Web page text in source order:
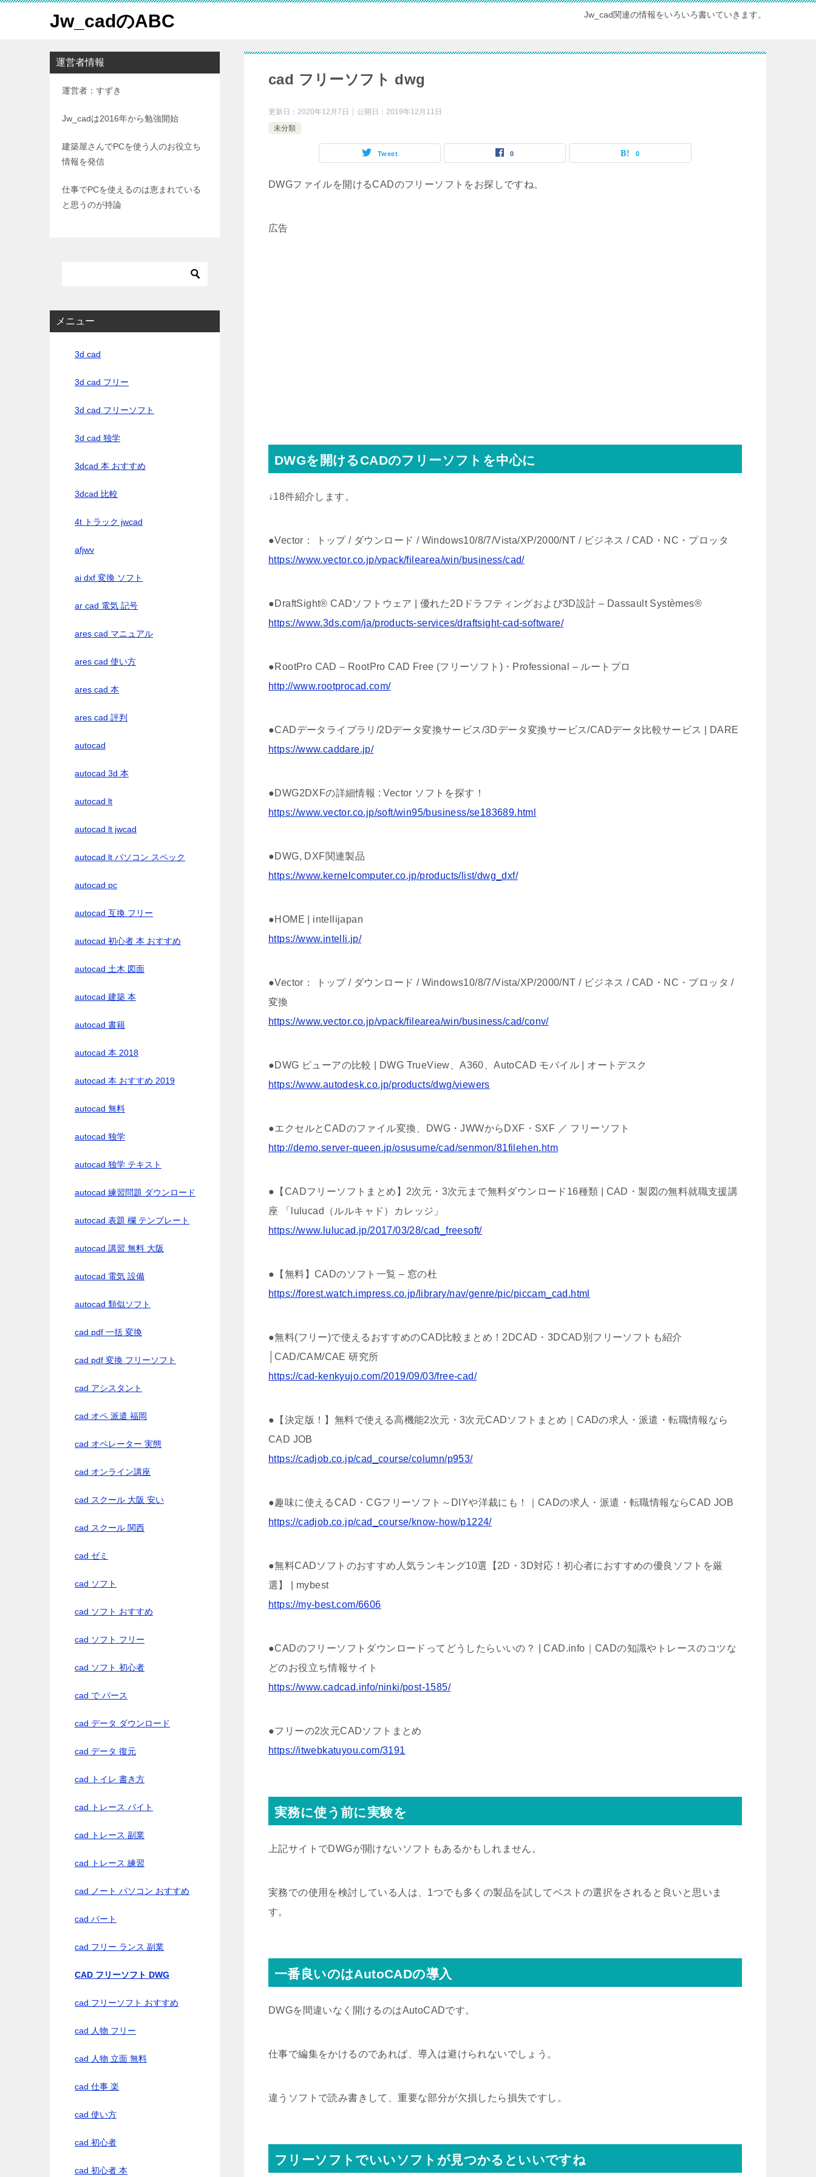
Jw_cadのABC Jw_cad関連の情報をいろいろ書いていきます。
cad フリーソフト dwg
更新日： 2020年12月7日 公開日： 2019年12月11日
未分類
Tweet 0 0
DWGファイルを開けるCADのフリーソフトをお探しですね。
広告
DWGを開けるCADのフリーソフトを中心に
↓18件紹介します。
●Vector： トップ / ダウンロード / Windows10/8/7/Vista/XP/2000/NT / ビジネス / CAD・NC・プロッタ
https://www.vector.co.jp/vpack/filearea/win/business/cad/
●DraftSight® CADソフトウェア | 優れた2Dドラフティングおよび3D設計 – Dassault Systèmes®
https://www.3ds.com/ja/products-services/draftsight-cad-software/
●RootPro CAD – RootPro CAD Free (フリーソフト)・Professional – ルートプロ
http://www.rootprocad.com/
●CADデータライブラリ/2Dデータ変換サービス/3Dデータ変換サービス/CADデータ比較サービス | DARE
https://www.caddare.jp/
●DWG2DXFの詳細情報 : Vector ソフトを探す！
https://www.vector.co.jp/soft/win95/business/se183689.html
●DWG, DXF関連製品
https://www.kernelcomputer.co.jp/products/list/dwg_dxf/
●HOME | intellijapan
https://www.intelli.jp/
●Vector： トップ / ダウンロード / Windows10/8/7/Vista/XP/2000/NT / ビジネス / CAD・NC・プロッタ /
変換
https://www.vector.co.jp/vpack/filearea/win/business/cad/conv/
●DWG ビューアの比較 | DWG TrueView、A360、AutoCAD モバイル | オートデスク
https://www.autodesk.co.jp/products/dwg/viewers
●エクセルとCADのファイル変換、DWG・JWWからDXF・SXF ／ フリーソフト
http://demo.server-queen.jp/osusume/cad/senmon/81filehen.htm
●【CADフリーソフトまとめ】2次元・3次元まで無料ダウンロード16種類 | CAD・製図の無料就職支援講
座 「lulucad（ルルキャド）カレッジ」
https://www.lulucad.jp/2017/03/28/cad_freesoft/
●【無料】CADのソフト一覧 – 窓の杜
https://forest.watch.impress.co.jp/library/nav/genre/pic/piccam_cad.html
●無料(フリー)で使えるおすすめのCAD比較まとめ！2DCAD・3DCAD別フリーソフトも紹介
│CAD/CAM/CAE 研究所
https://cad-kenkyujo.com/2019/09/03/free-cad/
●【決定版！】無料で使える高機能2次元・3次元CADソフトまとめ｜CADの求人・派遣・転職情報なら
CAD JOB
https://cadjob.co.jp/cad_course/column/p953/
●趣味に使えるCAD・CGフリーソフト～DIYや洋裁にも！｜CADの求人・派遣・転職情報ならCAD JOB
https://cadjob.co.jp/cad_course/know-how/p1224/
●無料CADソフトのおすすめ人気ランキング10選【2D・3D対応！初心者におすすめの優良ソフトを厳
選】 | mybest
https://my-best.com/6606
●CADのフリーソフトダウンロードってどうしたらいいの？ | CAD.info｜CADの知識やトレースのコツな
どのお役立ち情報サイト
https://www.cadcad.info/ninki/post-1585/
●フリーの2次元CADソフトまとめ
https://itwebkatuyou.com/3191
実務に使う前に実験を
上記サイトでDWGが開けないソフトもあるかもしれません。
実務での使用を検討している人は、1つでも多くの製品を試してベストの選択をされると良いと思いま
す。
一番良いのはAutoCADの導入
DWGを間違いなく開けるのはAutoCADです。
仕事で編集をかけるのであれば、導入は避けられないでしょう。
違うソフトで読み書きして、重要な部分が欠損したら損失ですし。
フリーソフトでいいソフトが見つかるといいですね
運営者情報
運営者：すずき
Jw_cadは2016年から勉強開始
建築屋さんでPCを使う人のお役立ち
情報を発信
仕事でPCを使えるのは恵まれている
と思うのが持論
メニュー
3d cad
3d cad フリー
3d cad フリーソフト
3d cad 独学
3dcad 本 おすすめ
3dcad 比較
4t トラック jwcad
afjwv
ai dxf 変換 ソフト
ar cad 電気 記号
ares cad マニュアル
ares cad 使い方
ares cad 本
ares cad 評判
autocad
autocad 3d 本
autocad lt
autocad lt jwcad
autocad lt パソコン スペック
autocad pc
autocad 互換 フリー
autocad 初心者 本 おすすめ
autocad 土木 図面
autocad 建築 本
autocad 書籍
autocad 本 2018
autocad 本 おすすめ 2019
autocad 無料
autocad 独学
autocad 独学 テキスト
autocad 練習問題 ダウンロード
autocad 表題 欄 テンプレート
autocad 講習 無料 大阪
autocad 電気 設備
autocad 類似ソフト
cad pdf 一括 変換
cad pdf 変換 フリーソフト
cad アシスタント
cad オペ 派遣 福岡
cad オペレーター 実態
cad オンライン講座
cad スクール 大阪 安い
cad スクール 関西
cad ゼミ
cad ソフト
cad ソフト おすすめ
cad ソフト フリー
cad ソフト 初心者
cad で パース
cad データ ダウンロード
cad データ 復元
cad トイレ 書き方
cad トレース バイト
cad トレース 副業
cad トレース 練習
cad ノート パソコン おすすめ
cad パート
cad フリー ランス 副業
CAD フリーソフト DWG
cad フリーソフト おすすめ
cad 人物 フリー
cad 人物 立面 無料
cad 仕事 楽
cad 使い方
cad 初心者
cad 初心者 本